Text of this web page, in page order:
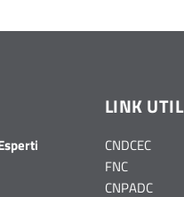
LINK
CNDCEC
FNC
CNPADC